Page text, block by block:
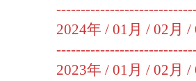
2024年 / 01月 / 02月 /
2023年 / 01月 / 02月 /